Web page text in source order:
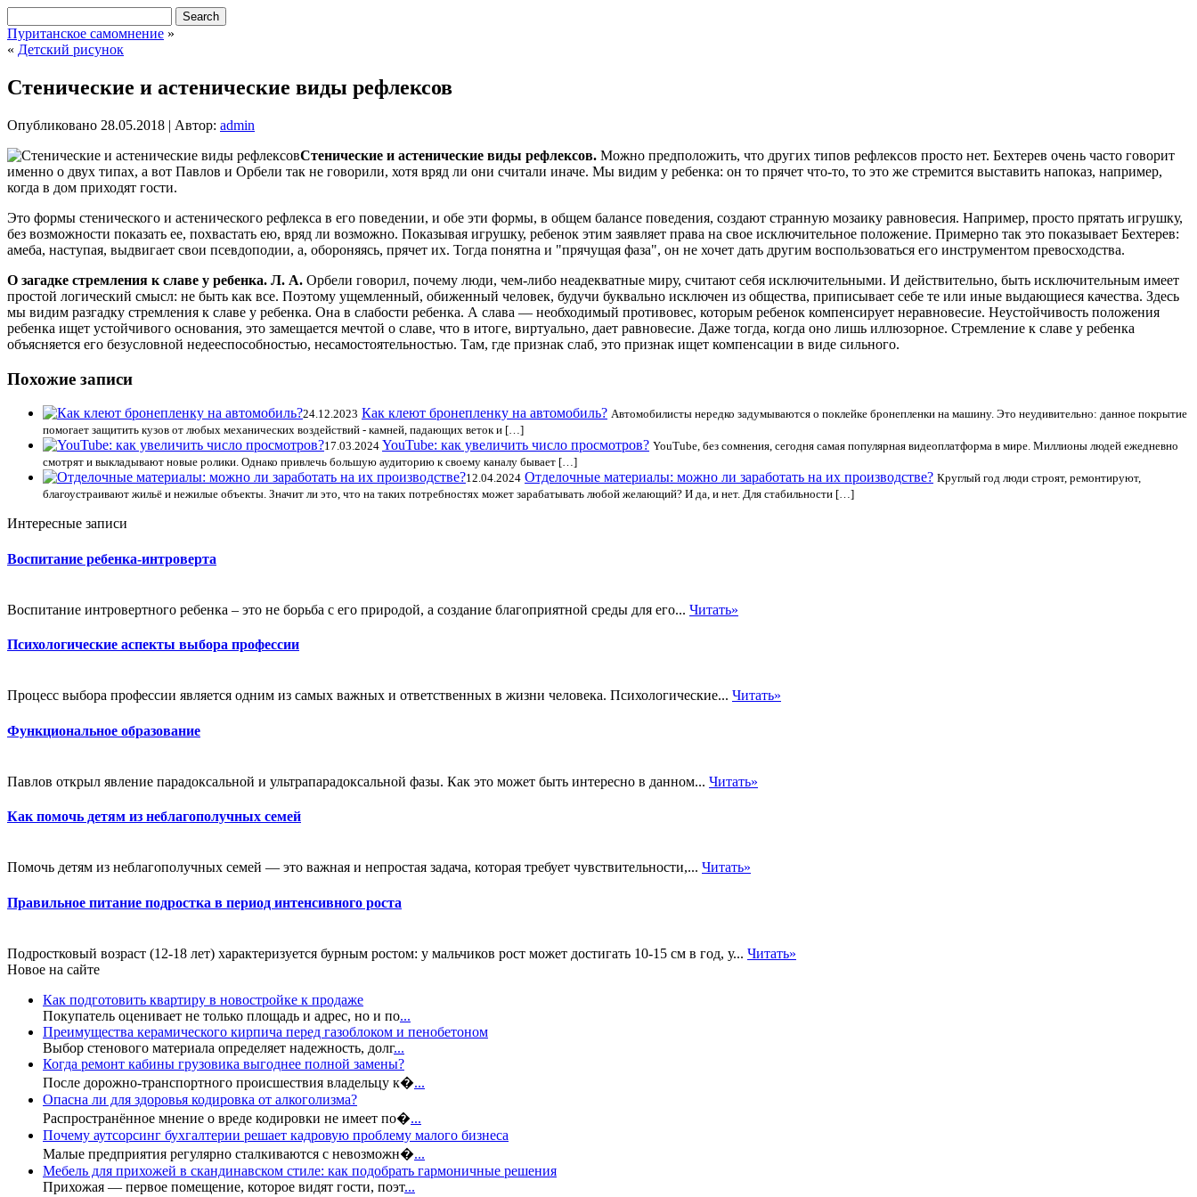
Пуританское самомнение »
« Детский рисунок
Стенические и астенические виды рефлексов
Опубликовано 28.05.2018 | Автор: admin
Стенические и астенические виды рефлексов. Можно предположить, что других типов рефлексов просто нет. Бехтерев очень часто говорит
именно о двух типах, а вот Павлов и Орбели так не говорили, хотя вряд ли они считали иначе. Мы видим у ребенка: он то прячет что-то, то это же стремится выставить напоказ, например,
когда в дом приходят гости.
Это формы стенического и астенического рефлекса в его поведении, и обе эти формы, в общем балансе поведения, создают странную мозаику равновесия. Например, просто прятать игрушку,
без возможности показать ее, похвастать ею, вряд ли возможно. Показывая игрушку, ребенок этим заявляет права на свое исключительное положение. Примерно так это показывает Бехтерев:
амеба, наступая, выдвигает свои псевдоподии, а, обороняясь, прячет их. Тогда понятна и "прячущая фаза", он не хочет дать другим воспользоваться его инструментом превосходства.
О загадке стремления к славе у ребенка. Л. А. Орбели говорил, почему люди, чем-либо неадекватные миру, считают себя исключительными. И действительно, быть исключительным имеет
простой логический смысл: не быть как все. Поэтому ущемленный, обиженный человек, будучи буквально исключен из общества, приписывает себе те или иные выдающиеся качества. Здесь
мы видим разгадку стремления к славе у ребенка. Она в слабости ребенка. А слава — необходимый противовес, которым ребенок компенсирует неравновесие. Неустойчивость положения
ребенка ищет устойчивого основания, это замещается мечтой о славе, что в итоге, виртуально, дает равновесие. Даже тогда, когда оно лишь иллюзорное. Стремление к славе у ребенка
объясняется его безусловной недееспособностью, несамостоятельностью. Там, где признак слаб, это признак ищет компенсации в виде сильного.
Похожие записи
24.12.2023 Как клеют бронепленку на автомобиль? Автомобилисты нередко задумываются о поклейке бронепленки на машину. Это неудивительно: данное покрытие
помогает защитить кузов от любых механических воздействий - камней, падающих веток и […]
17.03.2024 YouTube: как увеличить число просмотров? YouTube, без сомнения, сегодня самая популярная видеоплатформа в мире. Миллионы людей ежедневно
смотрят и выкладывают новые ролики. Однако привлечь большую аудиторию к своему каналу бывает […]
12.04.2024 Отделочные материалы: можно ли заработать на их производстве? Круглый год люди строят, ремонтируют,
благоустраивают жильё и нежилые объекты. Значит ли это, что на таких потребностях может зарабатывать любой желающий? И да, и нет. Для стабильности […]
Интересные записи
Воспитание ребенка-интроверта
Воспитание интровертного ребенка – это не борьба с его природой, а создание благоприятной среды для его... Читать»
Психологические аспекты выбора профессии
Процесс выбора профессии является одним из самых важных и ответственных в жизни человека. Психологические... Читать»
Функциональное образование
Павлов открыл явление парадоксальной и ультрапарадоксальной фазы. Как это может быть интересно в данном... Читать»
Как помочь детям из неблагополучных семей
Помочь детям из неблагополучных семей — это важная и непростая задача, которая требует чувствительности,... Читать»
Правильное питание подростка в период интенсивного роста
Подростковый возраст (12-18 лет) характеризуется бурным ростом: у мальчиков рост может достигать 10-15 см в год, у... Читать»
Новое на сайте
Как подготовить квартиру в новостройке к продаже
Покупатель оценивает не только площадь и адрес, но и по...
Преимущества керамического кирпича перед газоблоком и пенобетоном
Выбор стенового материала определяет надежность, долг...
Когда ремонт кабины грузовика выгоднее полной замены?
После дорожно-транспортного происшествия владельцу к�...
Опасна ли для здоровья кодировка от алкоголизма?
Распространённое мнение о вреде кодировки не имеет по�...
Почему аутсорсинг бухгалтерии решает кадровую проблему малого бизнеса
Малые предприятия регулярно сталкиваются с невозможн�...
Мебель для прихожей в скандинавском стиле: как подобрать гармоничные решения
Прихожая — первое помещение, которое видят гости, поэт...